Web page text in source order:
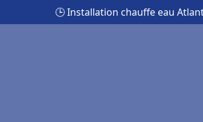
🕒 Installation chauffe eau